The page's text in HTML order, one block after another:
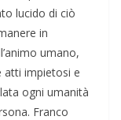
lucido di ciò
in
umano,
atti impietosi e
ogni umanità
Franco